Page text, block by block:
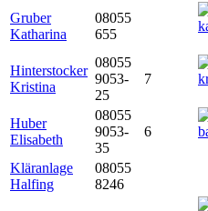
Gruber
Katharina
08055
655
Hinterstocker
Kristina
08055
9053-
25
7
Huber
Elisabeth
08055
9053-
35
6
Kläranlage
Halfing
08055
8246